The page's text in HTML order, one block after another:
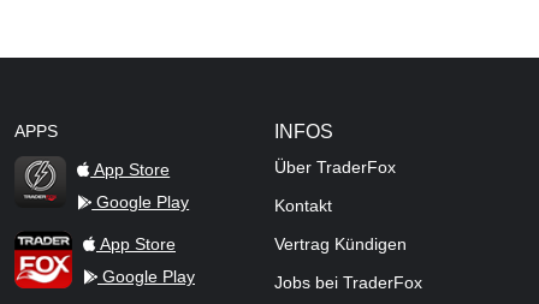
APPS
TraderFox Flash
App Store
Google Play
TraderFox AppApp Store
Google Play
INFOS
Über TraderFox
Kontakt
Vertrag Kündigen
Jobs bei TraderFox